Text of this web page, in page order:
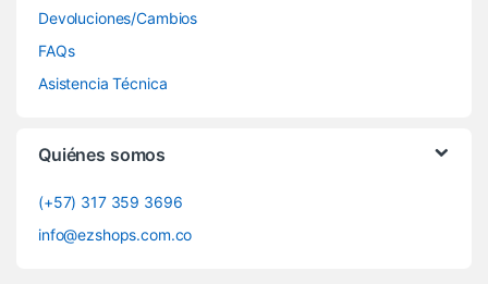
Devoluciones/Cambios
FAQs
Asistencia Técnica
Quiénes somos
(+57) 317 359 3696
info@ezshops.com.co